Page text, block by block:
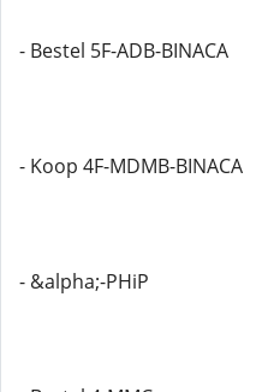
- Bestel 5F-ADB-BINACA
- Koop 4F-MDMB-BINACA
- &alpha;-PHiP